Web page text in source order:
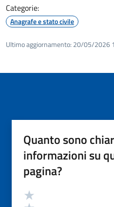
Categorie:
Anagrafe e stato civile
Ultimo aggiornamento: 20/05/2026
Quanto sono
informazioni su
pagina?
Valutazione